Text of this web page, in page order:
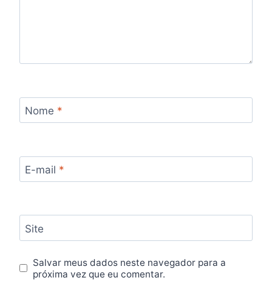
Nome *
E-mail *
Site
Salvar meus dados neste navegador para a
próxima vez que eu comentar.